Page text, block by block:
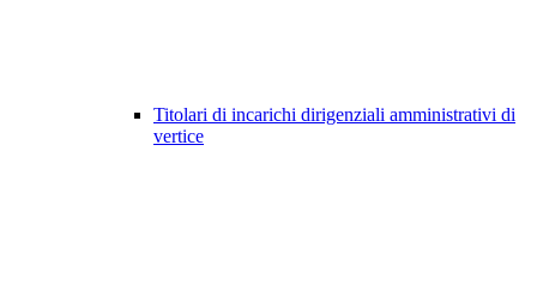
Titolari di incarichi dirigenziali amministrativi di
vertice